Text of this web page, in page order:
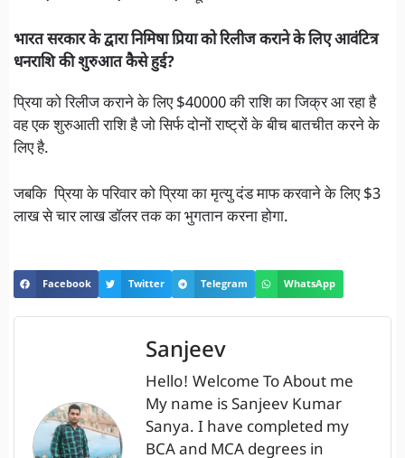
भारत सरकार के द्वारा निमिषा प्रिया को रिलीज कराने के लिए आवंटित्र
धनराशि की शुरुआत कैसे हुई?
प्रिया को रिलीज कराने के लिए $40000 की राशि का जिक्र आ रहा है
वह एक शुरुआती राशि है जो सिर्फ दोनों राष्ट्रों के बीच बातचीत करने के
लिए है.
जबकि प्रिया के परिवार को प्रिया का मृत्यु दंड माफ करवाने के लिए $3
लाख से चार लाख डॉलर तक का भुगतान करना होगा.
Facebook Twitter Telegram WhatsApp
Sanjeev
Hello! Welcome To About me
My name is Sanjeev Kumar
Sanya. I have completed my
BCA and MCA degrees in